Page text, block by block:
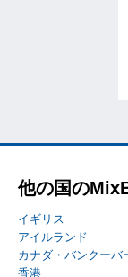
他の国の
イギリス
アイルランド
カナダ・バンクーバ
香港